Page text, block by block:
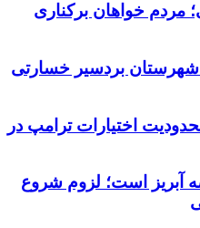
مردم خواهان برکناری
ریشتری شهرستان بردسیر خسارتی
اختیارات ترامپ در
آبریز است؛ لزوم شروع